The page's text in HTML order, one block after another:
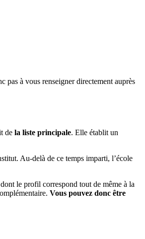
pas à vous renseigner directement auprès
de la liste principale. Elle établit un
Au-delà de ce temps imparti, l’école
le profil correspond tout de même à la
Vous pouvez donc être